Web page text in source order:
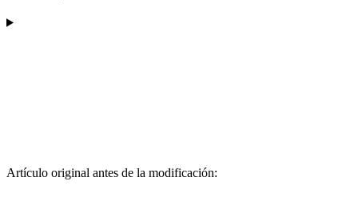
Artículo original antes de la modificación: